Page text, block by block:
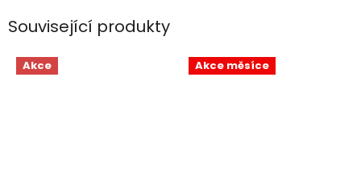
Související produkty
Akce Akce měsíce